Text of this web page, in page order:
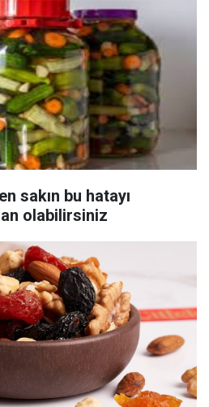
sakın bu hatayı
olabilirsiniz